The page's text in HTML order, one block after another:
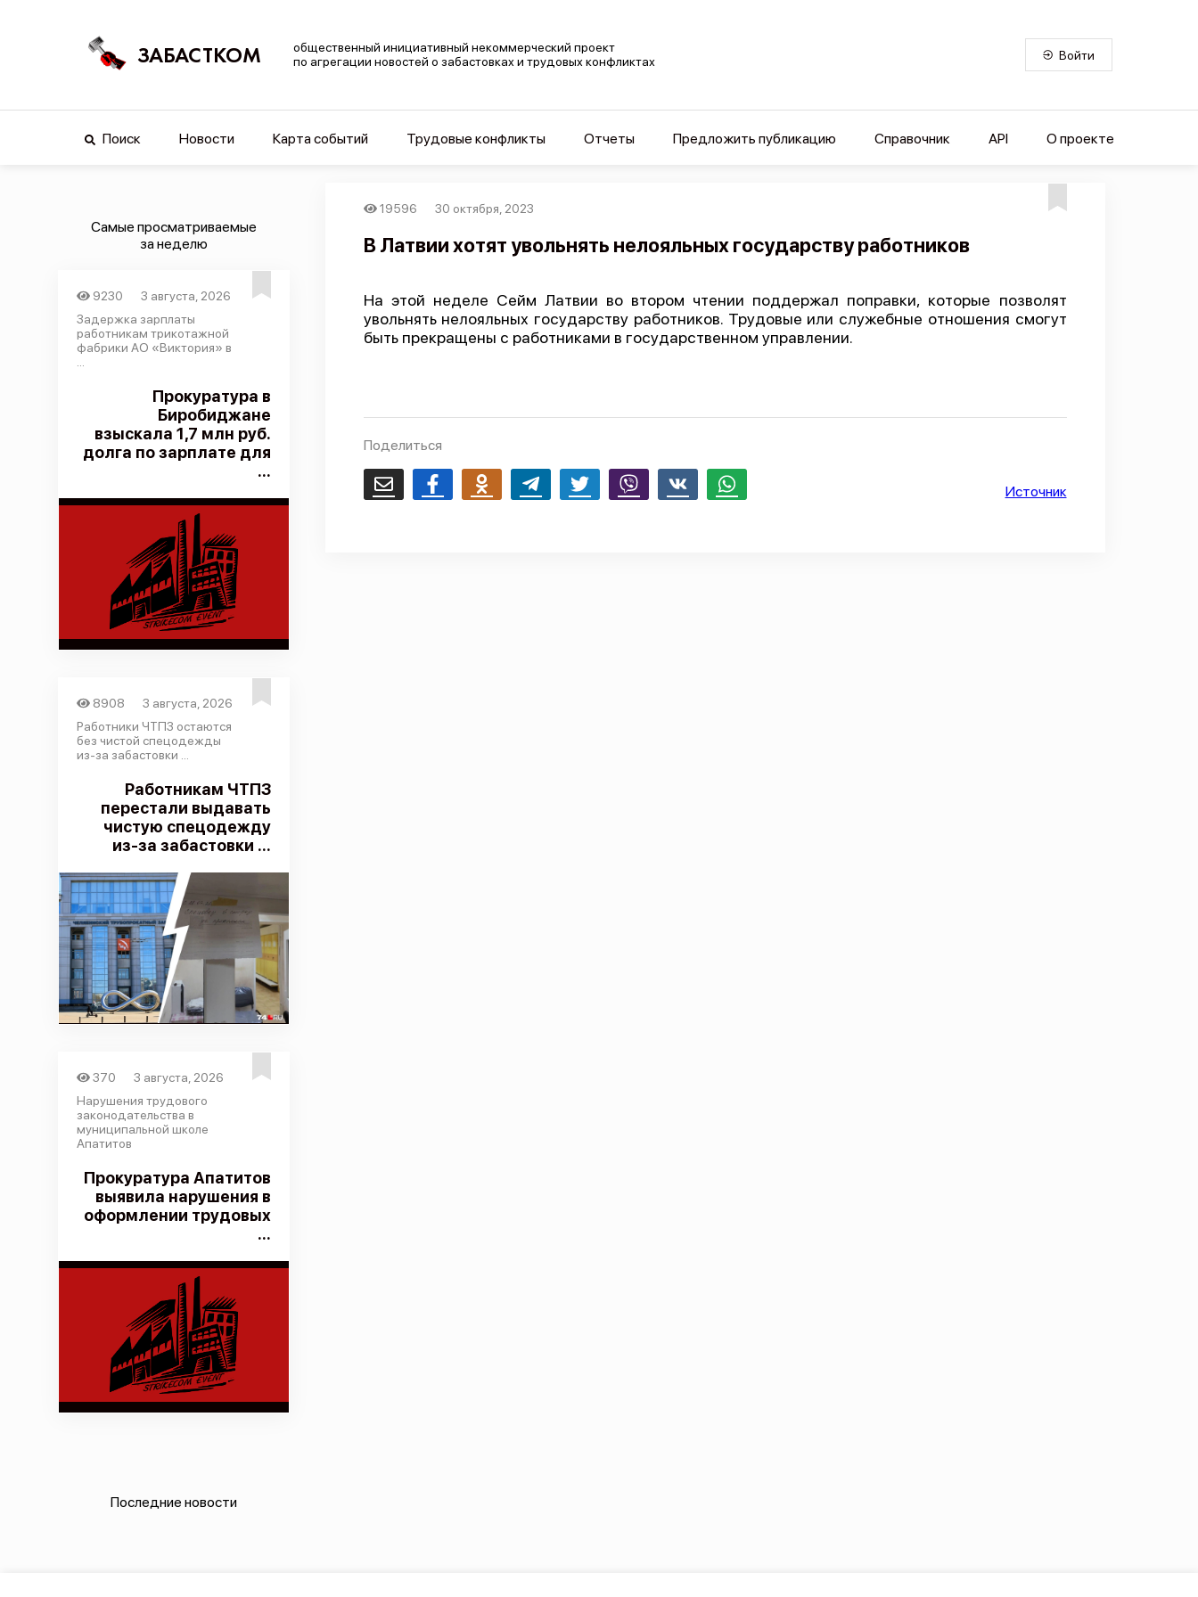
ЗАБАСТКОМ
общественный инициативный некоммерческий проект
по агрегации новостей о забастовках и трудовых конфликтах
Войти
Поиск Новости Карта событий Трудовые конфликты Отчеты Предложить публикацию Справочник API О проекте
Самые просматриваемые
за неделю
9230
3 августа, 2026
Задержка зарплаты
работникам трикотажной
фабрики АО «Виктория» в
Прокуратура в
Биробиджане
взыскала 1,7 млн руб.
долга по зарплате для
...
8908
3 августа, 2026
Работники ЧТПЗ остаются
без чистой спецодежды
из-за забастовки ...
Работникам ЧТПЗ
перестали выдавать
чистую спецодежду
из-за забастовки ...
370
3 августа, 2026
Нарушения трудового
законодательства в
муниципальной школе
Апатитов
Прокуратура Апатитов
выявила нарушения в
оформлении трудовых
...
Последние новости
19596 30 октября, 2023
В Латвии хотят увольнять нелояльных государству работников
На этой неделе Сейм Латвии во втором чтении поддержал поправки, которые позволят
увольнять нелояльных государству работников. Трудовые или служебные отношения смогут
быть прекращены с работниками в государственном управлении.
Поделиться
Email FacebookOdnoklassnikiTelegram Twitter Viber Whatsapp Источник